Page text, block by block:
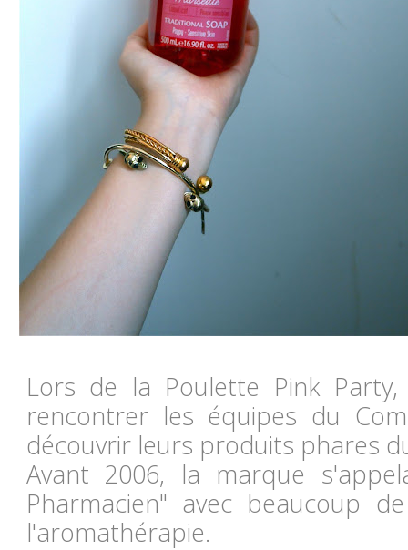
Lors de la Poulette Pink
rencontrer les équipes du
découvrir leurs produits phares
Avant 2006, la marque
Pharmacien" avec beaucoup
l'aromathérapie.